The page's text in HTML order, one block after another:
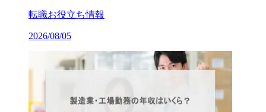
転職お役立ち情報
2026/08/05